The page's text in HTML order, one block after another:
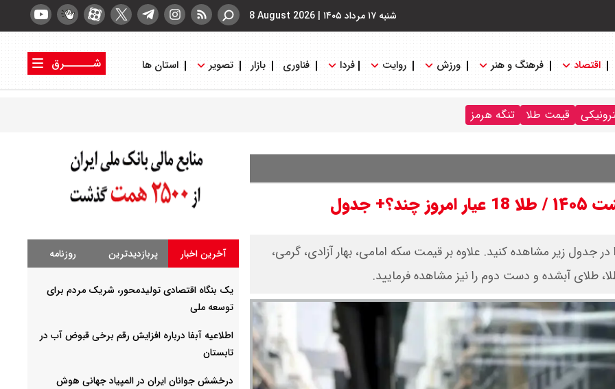
شنبه ۱۷ مرداد ۱۴۰۵ |
8 August 2026
اقتصاد فرهنگ و هنر ورزش روایت فردا فناوری بازار تصویر استان ها
شــــــرق
قیمت طلا تنگه هرمز
سکه و قیمت طلا امروز سه‌شنبه ۲۹ اردیبهشت ۱۴۰۵ را در جدول زیر مشاهده کنید. علاوه بر قیمت سکه امامی، بهار آزادی، گرمی،
طلای آبشده و دست دوم را نیز مشاهده فرمایید.
آخرین اخبار پربازدیدترین روزنامه
یک بنگاه اقتصادی تولیدمحور، شریک مردم برای
توسعه ملی
اطلاعیه آبفا درباره افزایش رقم برخی قبوض آب در
تابستان
درخشش جوانان ایران در المپیاد جهانی هوش